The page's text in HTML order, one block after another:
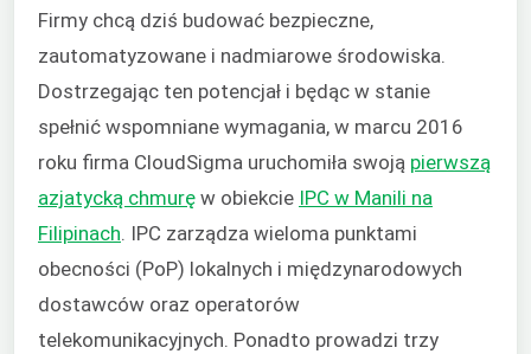
Firmy chcą dziś budować bezpieczne,
zautomatyzowane i nadmiarowe środowiska.
Dostrzegając ten potencjał i będąc w stanie
spełnić wspomniane wymagania, w marcu 2016
roku firma CloudSigma uruchomiła swoją pierwszą
azjatycką chmurę w obiekcie IPC w Manili na
Filipinach. IPC zarządza wieloma punktami
obecności (PoP) lokalnych i międzynarodowych
dostawców oraz operatorów
telekomunikacyjnych. Ponadto prowadzi trzy